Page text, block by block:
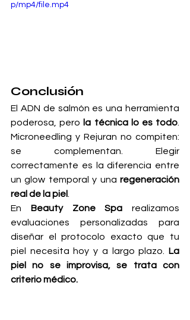
p/mp4/file.mp4
Conclusión
El ADN de salmón es una herramienta
poderosa, pero la técnica lo es todo
Microneedling y Rejuran no compiten:
se complementan. Elegir
correctamente es la diferencia entre
un glow temporal y una regeneración
real de la piel
En Beauty Zone Spa realizamos
evaluaciones personalizadas para
diseñar el protocolo exacto que tu
piel necesita hoy y a largo plazo. La
piel no se improvisa, se trata con
criterio médico.